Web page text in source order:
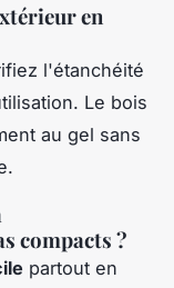
en
l'étanchéité
Le bois
au gel sans
compacts ?
partout en